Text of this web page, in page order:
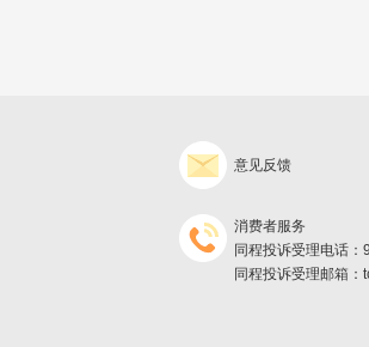
意见反馈
消费者服务
同程投诉受理电话：
同程投诉受理邮箱：